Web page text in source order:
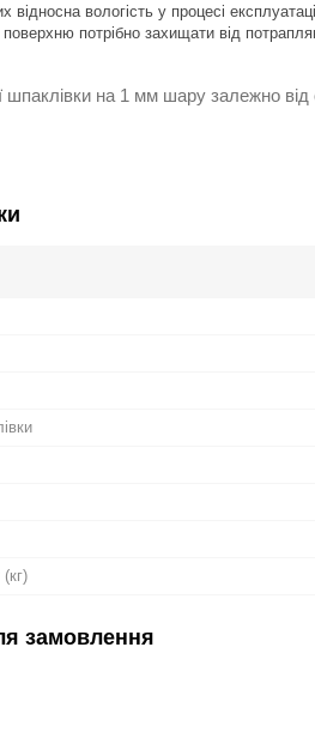
відносна вологість у процесі
поверхню потрібно захищати від
шпаклівки на 1 мм шару залежно
замовлення